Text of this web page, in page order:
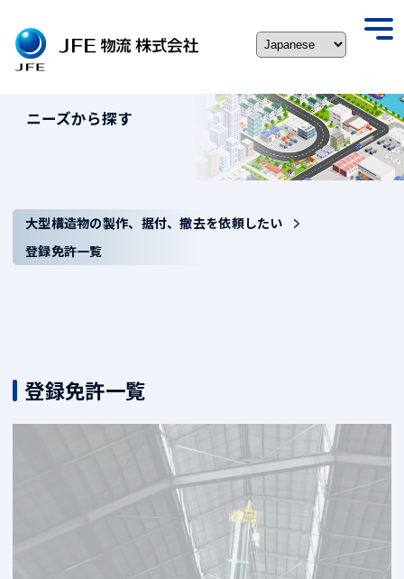
content
ニーズから探す
大型構造物の製作、据付、撤去を依頼したい
登録免許一覧
登録免許一覧